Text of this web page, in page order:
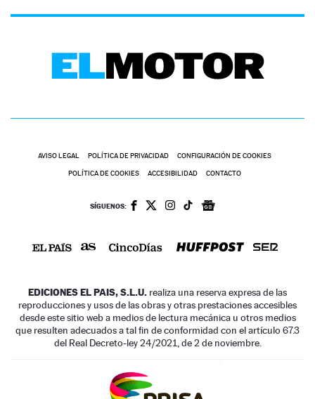
AVISO LEGAL POLÍTICA DE PRIVACIDAD CONFIGURACIÓN DE COOKIES
POLÍTICA DE COOKIES ACCESIBILIDAD CONTACTO
SÍGUENOS:
EDICIONES EL PAIS, S.L.U. realiza una reserva expresa de las
reproducciones y usos de las obras y otras prestaciones accesibles
desde este sitio web a medios de lectura mecánica u otros medios
que resulten adecuados a tal fin de conformidad con el artículo 67.3
del Real Decreto-ley 24/2021, de 2 de noviembre.